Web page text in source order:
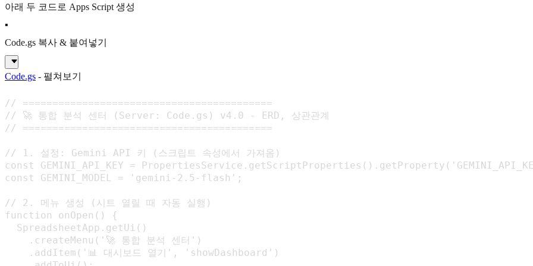
아래 두 코드로 Apps Script 생성
▪
Code.gs 복사 & 붙여넣기
Code.gs - 펼쳐보기
// ==========================================
// 🚀 통합 분석 센터 (Server: Code.gs) v4.0 - ERD, 상관관계
// ==========================================
// 1. 설정: Gemini API 키 (스크립트 속성에서 가져옴)
const GEMINI_API_KEY =
const GEMINI_MODEL = 'gemini-2.5-flash';
// 2. 메뉴 생성 (시트 열릴 때 자동 실행)
function onOpen() {
  SpreadsheetApp.getUi()
    .createMenu('🚀 통합 분석 센터')
    .addItem('📊 대시보드 열기', 'showDashboard')